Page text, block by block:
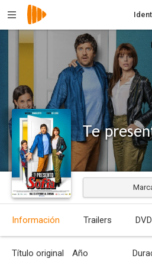
Te
Información Trailers
Título original Año